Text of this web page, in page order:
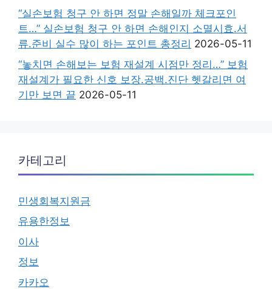
“실손보험 청구 안 하면 정말 손해일까 체크포인
트…” 실손보험 청구 안 하면 손해인지 소멸시효.서
류.준비 실수 많이 하는 포인트 총정리 2026-05-11
“놓치면 손해보는 보험 재설계 시점만 정리…” 보험
재설계가 필요한 신호 보장.공백.진단 헷갈리면 여
기만 보면 끝 2026-05-11
카테고리
민생회복지원금
유용한정보
이사
정보
카카오